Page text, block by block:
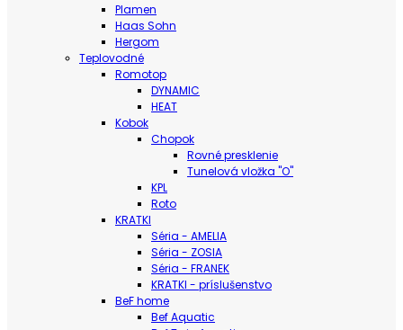
Plamen
Haas Sohn
Hergom
Teplovodné
Romotop
DYNAMIC
HEAT
Kobok
Chopok
Rovné presklenie
Tunelová vložka "O"
KPL
Roto
KRATKI
Séria - AMELIA
Séria - ZOSIA
Séria - FRANEK
KRATKI - príslušenstvo
BeF home
Bef Aquatic